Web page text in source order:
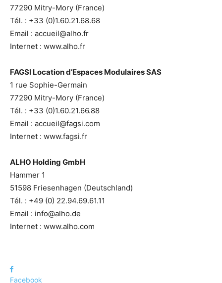
77290 Mitry-Mory (France)
Tél. : +33 (0)1.60.21.68.68
Email : accueil@alho.fr
Internet : www.alho.fr
FAGSI Location d’Espaces Modulaires SAS
1 rue Sophie-Germain
77290 Mitry-Mory (France)
Tél. : +33 (0)1.60.21.66.88
Email : accueil@fagsi.com
Internet : www.fagsi.fr
ALHO Holding GmbH
Hammer 1
51598 Friesenhagen (Deutschland)
Tél. : +49 (0) 22.94.69.61.11
Email : info@alho.de
Internet : www.alho.com
Facebook